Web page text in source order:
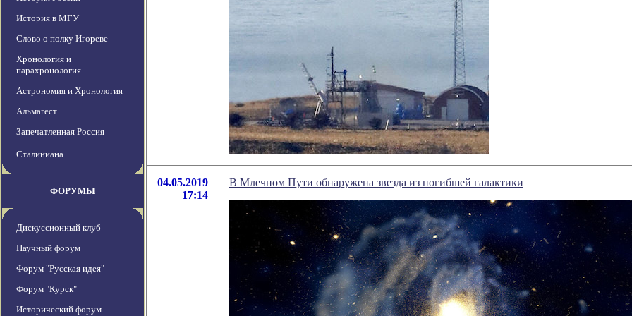
История в МГУ
Слово о полку Игореве
Хронология и
парахронология
Астрономия и Хронология
Альмагест
Запечатленная Россия
Сталиниана
ФОРУМЫ
Дискуссионный клуб
Научный форум
Форум "Русская идея"
Форум "Курск"
Исторический форум
04.05.2019
17:14
В Млечном Пути обнаружена звезда из погибшей галактики